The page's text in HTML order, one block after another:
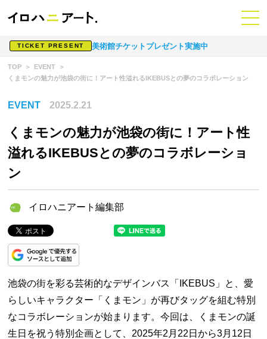
TICKET PRESENT 美術館チケットプレゼント実施中
TOP
EVENT
くまモンの魅力が池袋の街に！アート性溢れるIKEBUSとの夢のコラボレーション
EVENT 2025.2.21
くまモンの魅力が池袋の街に！アート性
溢れるIKEBUSとの夢のコラボレーショ
ン
イロハニアート編集部
池袋の街を彩る芸術的なデザインバス「IKEBUS」と、愛
らしいキャラクター「くまモン」が再びタッグを組む特別
なコラボレーションが始まります。今回は、くまモンの誕
生日を祝う特別企画として、2025年2月22日から3月12日